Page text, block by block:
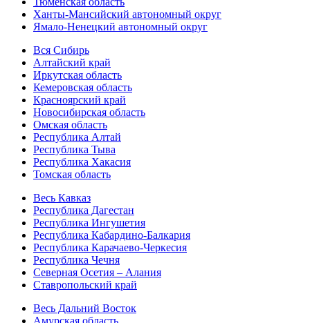
Ханты-Мансийский автономный округ
Ямало-Ненецкий автономный округ
Вся Сибирь
Алтайский край
Иркутская область
Кемеровская область
Красноярский край
Новосибирская область
Омская область
Республика Алтай
Республика Тыва
Республика Хакасия
Томская область
Весь Кавказ
Республика Дагестан
Республика Ингушетия
Республика Кабардино-Балкария
Республика Карачаево-Черкесия
Республика Чечня
Северная Осетия – Алания
Ставропольский край
Весь Дальний Восток
Амурская область